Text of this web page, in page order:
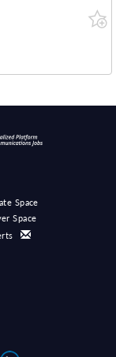
Space
Space